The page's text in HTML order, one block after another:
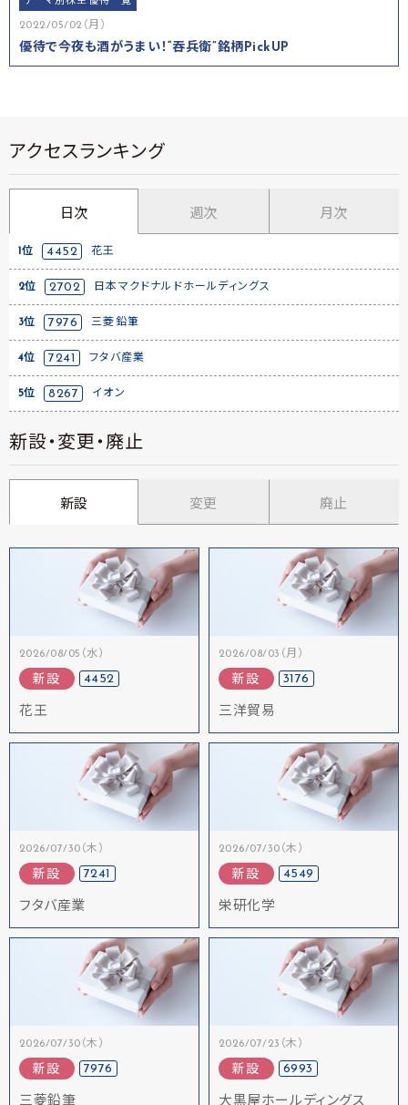
2022/05/02（月）
優待で今夜も酒がうまい！“吞兵衛”銘柄PickUP
アクセスランキング
日次 週次 月次
1位 4452 花王
2位 2702 日本マクドナルドホールディングス
3位 7976 三菱鉛筆
4位 7241 フタバ産業
5位 8267 イオン
新設・変更・廃止
新設 変更 廃止
2026/08/05（水）
新設 4452
花王
2026/08/03（月）
新設 3176
三洋貿易
2026/07/30（木）
新設 7241
フタバ産業
2026/07/30（木）
新設 4549
栄研化学
2026/07/30（木）
新設 7976
三菱鉛筆
2026/07/23（木）
新設 6993
大黒屋ホールディングス